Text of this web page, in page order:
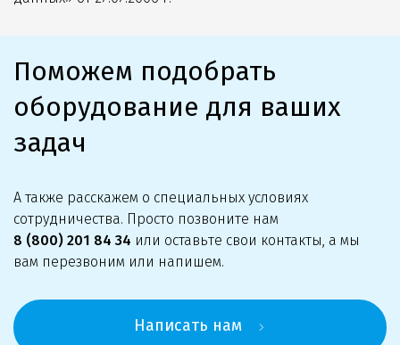
Поможем подобрать
оборудование для ваших
задач
А также расскажем о специальных условиях
сотрудничества. Просто позвоните нам
8 (800) 201 84 34 или оставьте свои контакты, а мы
вам перезвоним или напишем.
Написать нам